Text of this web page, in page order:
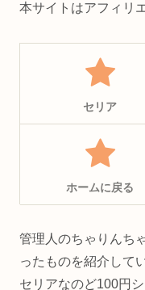
本サイトはアフィリ
セリア
ホームに戻る
管理人のちゃりんち
ったものを紹介して
セリアなのど100円